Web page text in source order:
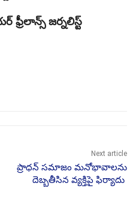
ఫ్రీలాన్స్ జర్నలిస్ట్
Next article
ప్రాధన్ సమాజం మనోభావాలను
దెబ్బతీసిన వ్యక్తిపై ఫిర్యాదు